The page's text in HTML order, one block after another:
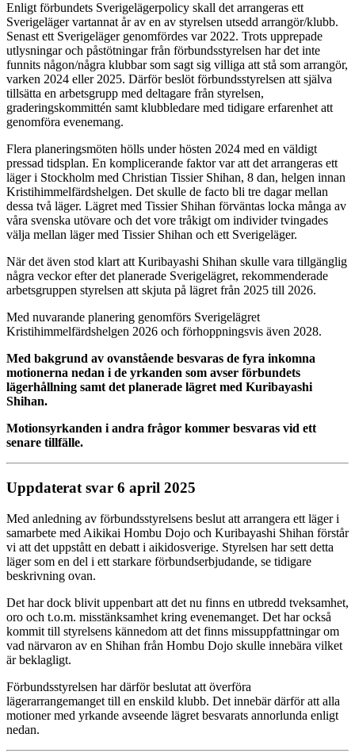
Enligt förbundets Sverigelägerpolicy skall det arrangeras ett
Sverigeläger vartannat år av en av styrelsen utsedd arrangör/klubb.
Senast ett Sverigeläger genomfördes var 2022. Trots upprepade
utlysningar och påstötningar från förbundsstyrelsen har det inte
funnits någon/några klubbar som sagt sig villiga att stå som arrangör,
varken 2024 eller 2025. Därför beslöt förbundsstyrelsen att själva
tillsätta en arbetsgrupp med deltagare från styrelsen,
graderingskommittén samt klubbledare med tidigare erfarenhet att
genomföra evenemang.
Flera planeringsmöten hölls under hösten 2024 med en väldigt
pressad tidsplan. En komplicerande faktor var att det arrangeras ett
läger i Stockholm med Christian Tissier Shihan, 8 dan, helgen innan
Kristihimmelfärdshelgen. Det skulle de facto bli tre dagar mellan
dessa två läger. Lägret med Tissier Shihan förväntas locka många av
våra svenska utövare och det vore tråkigt om individer tvingades
välja mellan läger med Tissier Shihan och ett Sverigeläger.
När det även stod klart att Kuribayashi Shihan skulle vara tillgänglig
några veckor efter det planerade Sverigelägret, rekommenderade
arbetsgruppen styrelsen att skjuta på lägret från 2025 till 2026.
Med nuvarande planering genomförs Sverigelägret
Kristihimmelfärdshelgen 2026 och förhoppningsvis även 2028.
Med bakgrund av ovanstående besvaras de fyra inkomna
motionerna nedan i de yrkanden som avser förbundets
lägerhållning samt det planerade lägret med Kuribayashi
Shihan.
Motionsyrkanden i andra frågor kommer besvaras vid ett
senare tillfälle.
Uppdaterat svar 6 april 2025
Med anledning av förbundsstyrelsens beslut att arrangera ett läger i
samarbete med Aikikai Hombu Dojo och Kuribayashi Shihan förstår
vi att det uppstått en debatt i aikidosverige. Styrelsen har sett detta
läger som en del i ett starkare förbundserbjudande, se tidigare
beskrivning ovan.
Det har dock blivit uppenbart att det nu finns en utbredd tveksamhet,
oro och t.o.m. misstänksamhet kring evenemanget. Det har också
kommit till styrelsens kännedom att det finns missuppfattningar om
vad närvaron av en Shihan från Hombu Dojo skulle innebära vilket
är beklagligt.
Förbundsstyrelsen har därför beslutat att överföra
lägerarrangemanget till en enskild klubb. Det innebär därför att alla
motioner med yrkande avseende lägret besvarats annorlunda enligt
nedan.